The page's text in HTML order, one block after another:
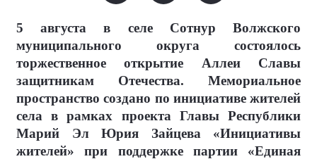
5 августа в селе Сотнур Волжского
муниципального округа состоялось
торжественное открытие Аллеи Славы
защитникам Отечества. Мемориальное
пространство создано по инициативе жителей
села в рамках проекта Главы Республики
Марий Эл Юрия Зайцева «Инициативы
жителей» при поддержке партии «Единая